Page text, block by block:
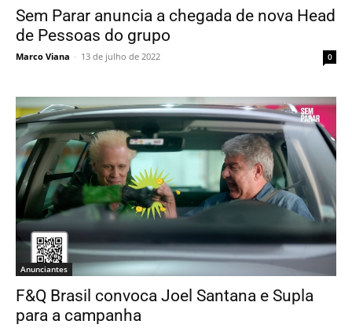
Sem Parar anuncia a chegada de nova Head
de Pessoas do grupo
Marco Viana - 13 de julho de 2022 0
Anunciantes
F&Q Brasil convoca Joel Santana e Supla
para a campanha